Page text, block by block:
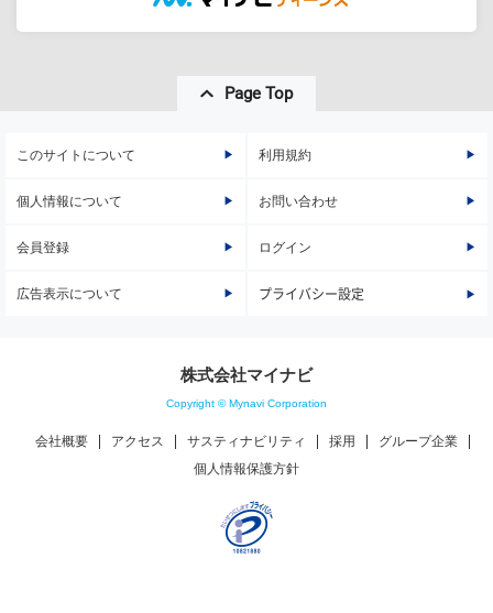
Page Top
このサイトについて 利用規約
個人情報について お問い合わせ
会員登録 ログイン
広告表示について プライバシー設定
株式会社マイナビ
Copyright © Mynavi Corporation
会社概要 アクセス サスティナビリティ 採用
グループ企業
個人情報保護方針